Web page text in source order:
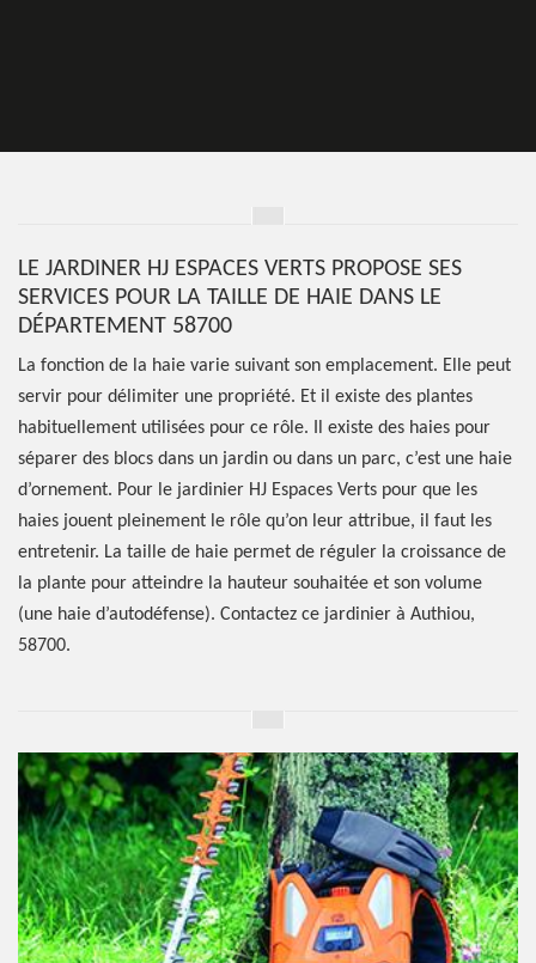
LE JARDINER HJ ESPACES VERTS PROPOSE SES
SERVICES POUR LA TAILLE DE HAIE DANS LE
DÉPARTEMENT 58700
La fonction de la haie varie suivant son emplacement. Elle peut
servir pour délimiter une propriété. Et il existe des plantes
habituellement utilisées pour ce rôle. Il existe des haies pour
séparer des blocs dans un jardin ou dans un parc, c’est une haie
d’ornement. Pour le jardinier HJ Espaces Verts pour que les
haies jouent pleinement le rôle qu’on leur attribue, il faut les
entretenir. La taille de haie permet de réguler la croissance de
la plante pour atteindre la hauteur souhaitée et son volume
(une haie d’autodéfense). Contactez ce jardinier à Authiou,
58700.